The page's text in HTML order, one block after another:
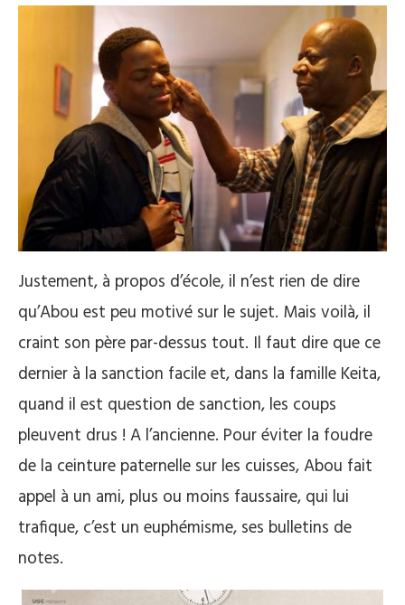
Justement, à propos d’école, il n’est rien de dire
qu’Abou est peu motivé sur le sujet. Mais voilà, il
craint son père par-dessus tout. Il faut dire que ce
dernier à la sanction facile et, dans la famille Keita,
quand il est question de sanction, les coups
pleuvent drus ! A l’ancienne. Pour éviter la foudre
de la ceinture paternelle sur les cuisses, Abou fait
appel à un ami, plus ou moins faussaire, qui lui
trafique, c’est un euphémisme, ses bulletins de
notes.